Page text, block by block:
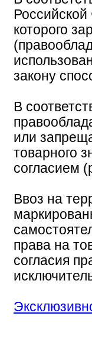
которого
закону
В
или
товарного
согласием
Ввоз на
права на
согласия